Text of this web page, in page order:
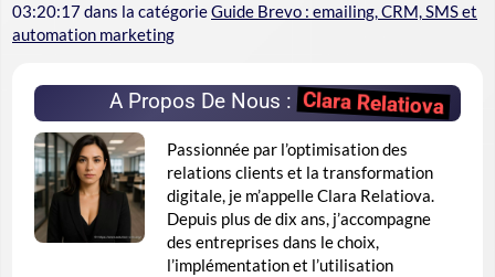
03:20:17dans la catégorieGuide Brevo : emailing, CRM, SMS et
automation marketing
A Propos De Nous :Clara Relatiova
Passionnée par l’optimisation des
relations clients et la transformation
digitale, je m’appelle Clara Relatiova.
Depuis plus de dix ans, j’accompagne
des entreprises dans le choix,
l’implémentation et l’utilisation